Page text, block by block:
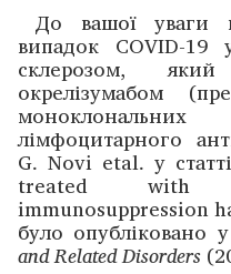
До вашої уваги
випадок COVID-19
склерозом,
окрелізумабом
лімфоцитарного
G. Novi etal. у
treated with
immunosuppression
було опубліковано
andRelatedDisorders